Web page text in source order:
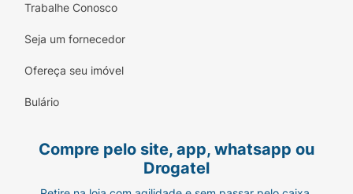
Trabalhe Conosco
Seja um fornecedor
Ofereça seu imóvel
Bulário
Compre pelo site, app, whatsapp ou
Drogatel